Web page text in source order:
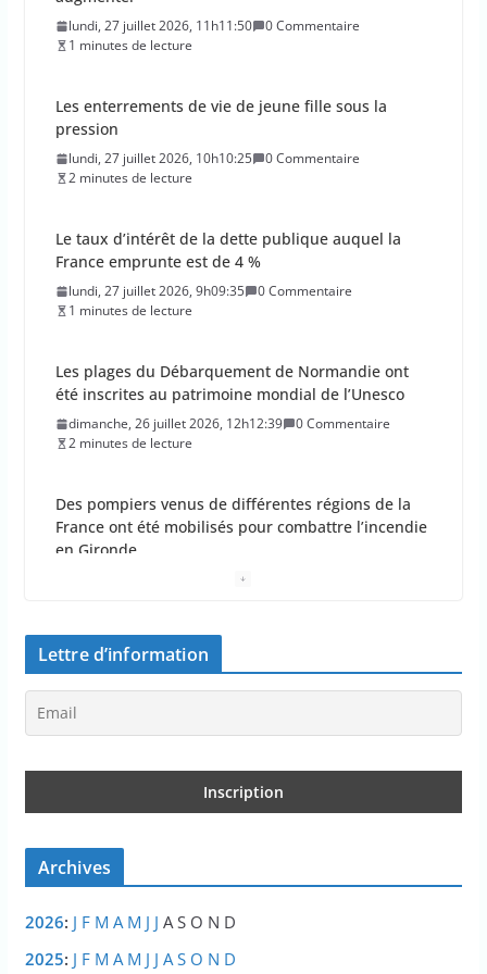
lundi, 27 juillet 2026, 11h11:50
0 Commentaire
1 minutes de lecture
Les enterrements de vie de jeune fille sous la
pression
lundi, 27 juillet 2026, 10h10:25
0 Commentaire
2 minutes de lecture
Le taux d’intérêt de la dette publique auquel la
France emprunte est de 4 %
lundi, 27 juillet 2026, 9h09:35
0 Commentaire
1 minutes de lecture
Les plages du Débarquement de Normandie ont
été inscrites au patrimoine mondial de l’Unesco
dimanche, 26 juillet 2026, 12h12:39
0 Commentaire
2 minutes de lecture
Des pompiers venus de différentes régions de la
France ont été mobilisés pour combattre l’incendie
en Gironde
dimanche, 26 juillet 2026, 11h11:18
La France insoumise exprime son
Butch concernant le droit de critiquer ses choix
2 minutes de lecture
d’assurance chômage
dimanche, 26 juillet 2026, 9h09:45
0 Commentaire
Lettre d’information
Archives
2026: J F M A M J J A S O N D
2025: J F M A M J J A S O N D